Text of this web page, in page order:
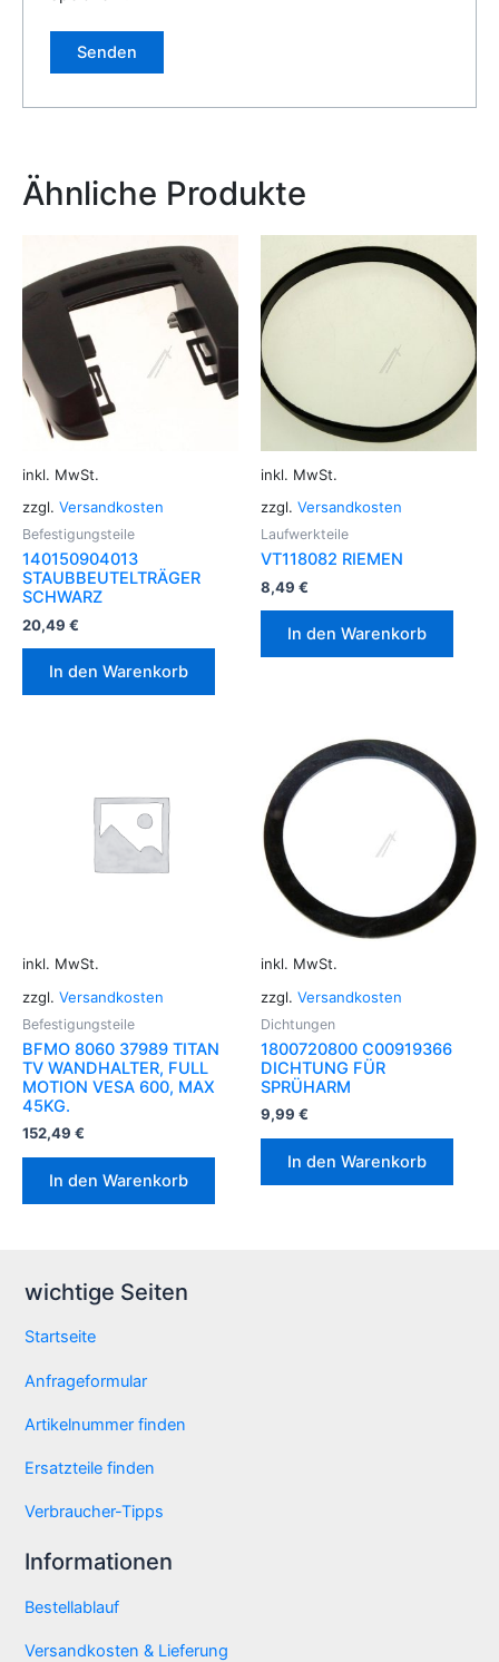
Ähnliche Produkte
inkl. MwSt.
zzgl. Versandkosten
Befestigungsteile
140150904013
STAUBBEUTELTRÄGER
SCHWARZ
20,49 €
In den Warenkorb
inkl. MwSt.
zzgl. Versandkosten
Laufwerkteile
VT118082 RIEMEN
8,49 €
In den Warenkorb
inkl. MwSt.
zzgl. Versandkosten
Befestigungsteile
BFMO 8060 37989 TITAN
TV WANDHALTER, FULL
MOTION VESA 600, MAX
45KG.
152,49 €
In den Warenkorb
inkl. MwSt.
zzgl. Versandkosten
Dichtungen
1800720800 C00919366
DICHTUNG FÜR
SPRÜHARM
9,99 €
In den Warenkorb
wichtige Seiten
Startseite
Anfrageformular
Artikelnummer finden
Ersatzteile finden
Verbraucher-Tipps
Informationen
Bestellablauf
Versandkosten & Lieferung